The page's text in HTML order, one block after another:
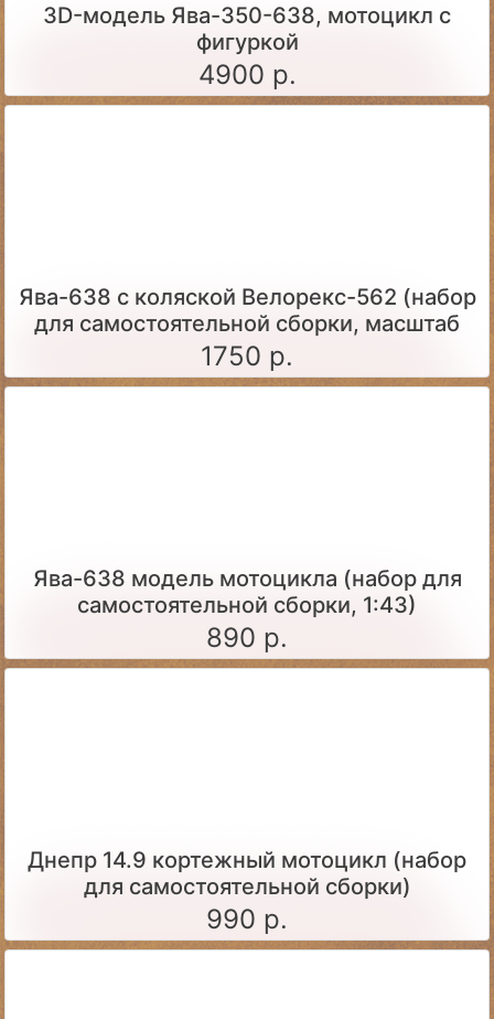
3D-модель Ява-350-638, мотоцикл с
фигуркой
4900 р.
Ява-638 с коляской Велорекс-562 (набор
для самостоятельной сборки, масштаб
1:43)
1750 р.
Ява-638 модель мотоцикла (набор для
самостоятельной сборки, 1:43)
890 р.
Днепр 14.9 кортежный мотоцикл (набор
для самостоятельной сборки)
990 р.